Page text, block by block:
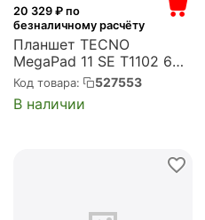
20 329 ₽ по
безналичному расчёту
Планшет TECNO
MegaPad 11 SE T1102 685
(2.8) 8C RAM4Gb
ROM128Gb 10.95" IPS
1920x1200 4G Android 15
8000mAh (T1102 4+12...
Код товара: 527553
В наличии